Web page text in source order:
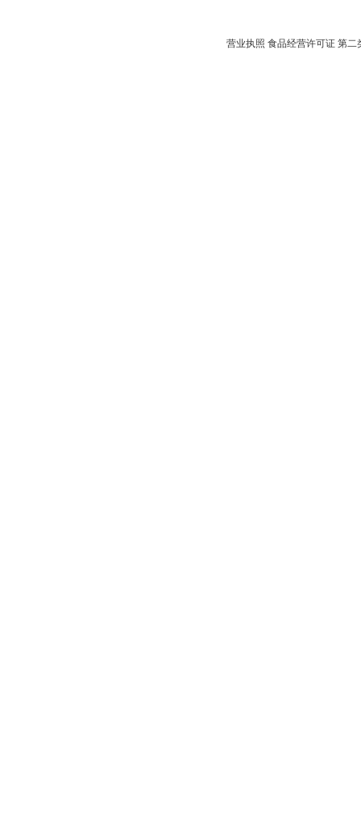
营业执照 食品经营许可证 第二